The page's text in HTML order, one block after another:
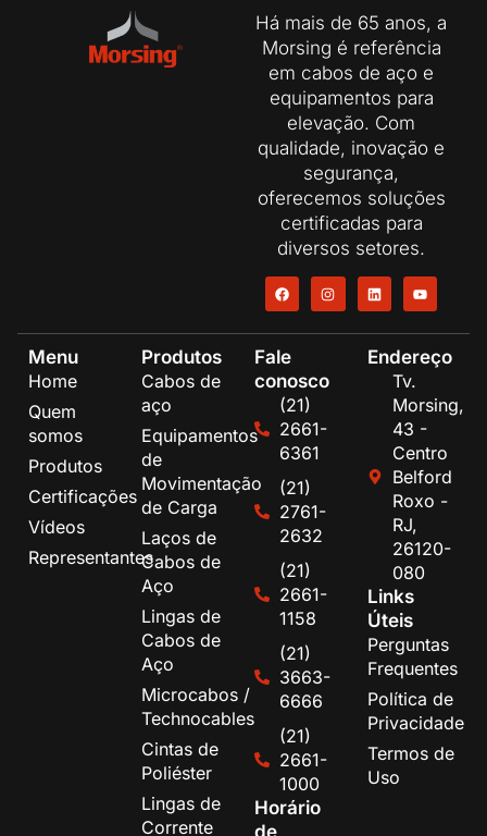
Há mais de 65 anos, a
Morsing é referência
em cabos de aço e
equipamentos para
elevação. Com
qualidade, inovação e
segurança,
oferecemos soluções
certificadas para
diversos setores.
Menu
Home
Quem
somos
Produtos
Certificações
Vídeos
Representantes
Produtos
Cabos de
aço
Equipamentos
de
Movimentação
de Carga
Laços de
Cabos de
Aço
Lingas de
Cabos de
Aço
Microcabos /
Technocables
Cintas de
Poliéster
Lingas de
Corrente
Fale
conosco
(21)
2661-
6361
(21)
2761-
2632
(21)
2661-
1158
(21)
3663-
6666
(21)
2661-
1000
Horário
de
Endereço
Tv.
Morsing,
43 -
Centro
Belford
Roxo -
RJ,
26120-
080
Links
Úteis
Perguntas
Frequentes
Política de
Privacidade
Termos de
Uso